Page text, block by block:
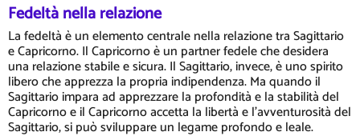
Fedeltà nella relazione
La fedeltà è un elemento centrale nella relazione tra Sagittario
e Capricorno. Il Capricorno è un partner fedele che desidera
una relazione stabile e sicura. Il Sagittario, invece, è uno spirito
libero che apprezza la propria indipendenza. Ma quando il
Sagittario impara ad apprezzare la profondità e la stabilità del
Capricorno e il Capricorno accetta la libertà e l'avventurosità del
Sagittario, si può sviluppare un legame profondo e leale.